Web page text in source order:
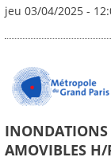
jeu 03/04/2025 -
INONDATIONS
AMOVIBLES